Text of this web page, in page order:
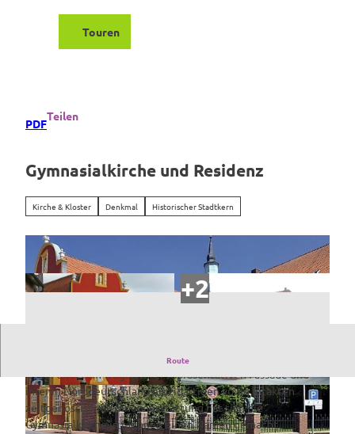
Touren
PDF
Teilen
Gymnasialkirche und Residenz
Kirche & Kloster Denkmal Historischer Stadtkern
G
y
m
G
y
m
Route
Gymnasialkirche und Residenz in Meppen
Unter anderem wegen ihrer repräsentativen Fassade und
ihrer in Norddeutschland einzigartigen völlig intakten
zeitgenössischen Innenausstattung hat sich die
Gymnasialkirche in Meppen einen Namen gemacht.